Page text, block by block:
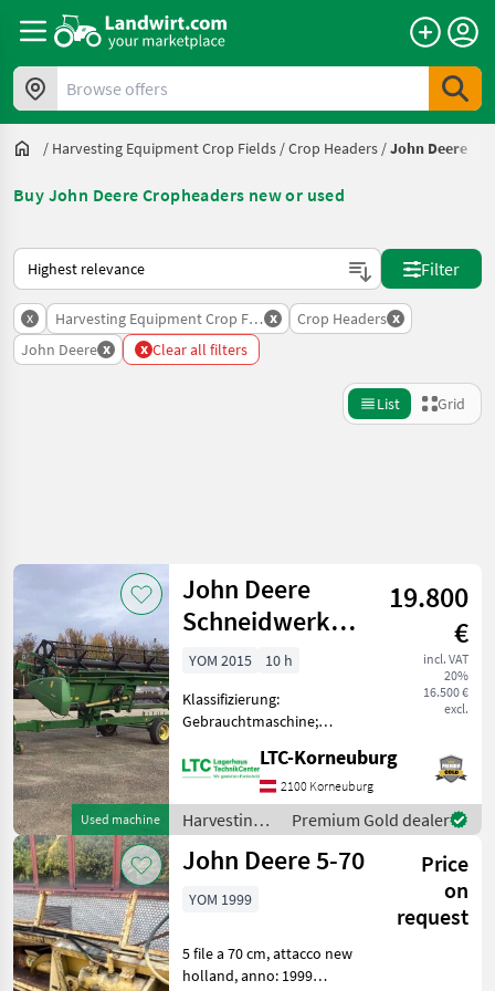
Browse offers
/ Harvesting Equipment Crop Fields /Crop Headers /John Deere
Buy John Deere Cropheaders new or used
This is how sorting works on Landwirt.com
Filter
x Harvesting Equipment Crop Fields
x Crop Headers x
John Deere x x Clear all filters
List Grid
Category Place Filter
CURRENT
PATH
Agriculture
technology
Harvesting
Equipment
Crop Fields
Crop
Headers
John
Deere
SELECT
CATEGORY
Reset
Show
27
results
Used machine
John Deere
Schneidwerk
622 R mit
Flötzinger
Schneidwerkswag
19.800
€
incl. VAT
20%
16.500 €
excl.
YOM 2015
10 h
Klassifizierung:
Gebrauchtmaschine;
Nettogewicht (kg): 2350;
Schneidwerkswagen: Ja;
Seriennummer/Fahrgestellnummer:
4673; Reversiereinrichtung:
J
LTC-Korneuburg
2100 Korneuburg
Harvesting
equipment
crop fields /
Premium Gold dealer
John Deere 5-70
Price
on
request
YOM 1999
5 file a 70 cm, attacco new
holland, anno: 1999